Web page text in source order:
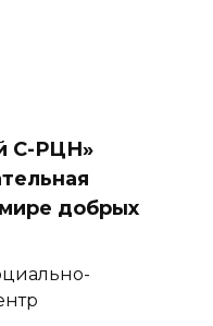
С-РЦН»
добрых